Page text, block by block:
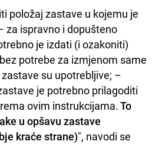
položaj zastave u kojemu je
za ispravno i dopušteno
je izdati (i ozakoniti)
potrebe za izmjenom same
su upotrebljive; –
je potrebno prilagoditi
ovim instrukcijama.To
u opšavu zastave
kraće strane)", navodi se